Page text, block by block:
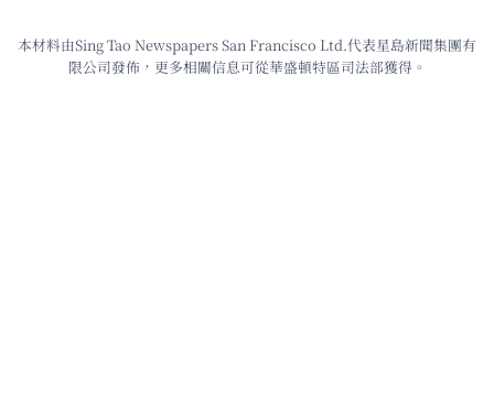
本材料由Sing Tao Newspapers San Francisco Ltd.代表星島新聞集團有
限公司發佈，更多相關信息可從華盛頓特區司法部獲得。